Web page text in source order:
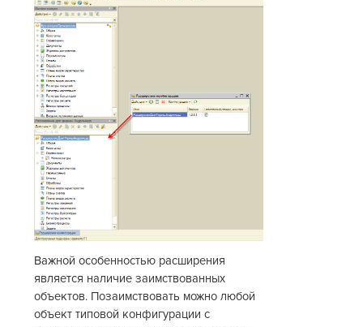
Важной особенностью расширения
является наличие заимствованных
объектов. Позаимствовать можно любой
объект типовой конфигурации с